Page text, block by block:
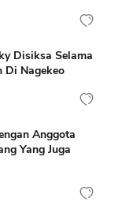
Disiksa Selama
Di Nagekeo
Anggota
Yang Juga